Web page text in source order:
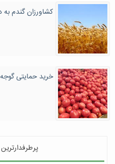
کشاورزان گندم
خرید حمایتی